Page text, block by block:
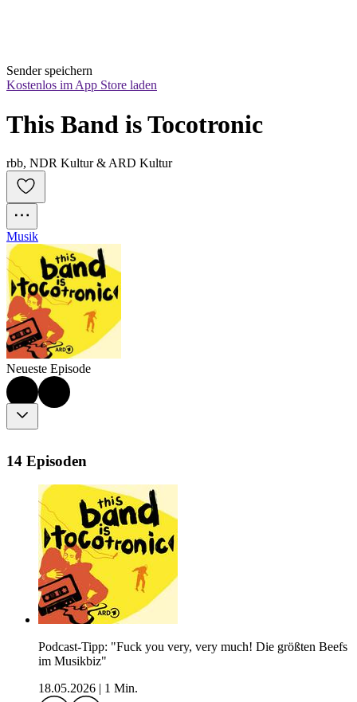
Sender speichern
Kostenlos im App Store laden
This Band is Tocotronic
rbb, NDR Kultur & ARD Kultur
Musik
Neueste Episode
14 Episoden
Podcast-Tipp: "Fuck you very, very much! Die größten Beefs
im Musikbiz"
18.05.2026
1 Min.